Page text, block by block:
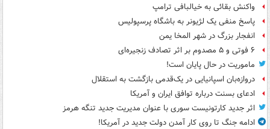
واکنش بقائی به خیالبافی ترامپ
پاسخ منفی یک لژیونر به باشگاه پرسپولیس
انفجار بزرگ در شهر المخا یمن
۶ فوتی و ۵ مصدوم بر اثر تصادف زنجیره‌ای
ماموریت در حال پایان است!
دروازه‌بان اسپانیایی در یک‌قدمی بازگشت به استقلال
ادعای بسنت درباره توافق ایران و آمریکا
اثر جدید کارتونیست سوری با عنوان مدیریت جدید تنگه هرمز
ادامه جنگ تا روی کار آمدن دولت جدید در آمریکا!